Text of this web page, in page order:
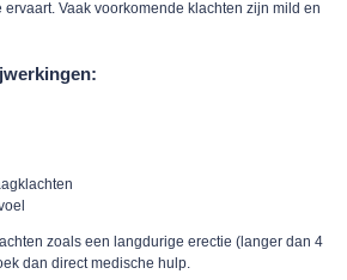
Vaak voorkomende klachten zijn mild en
zoals een langdurige erectie (langer dan 4
dan direct medische hulp.